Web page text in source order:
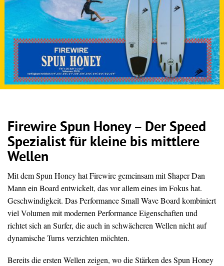
Firewire Spun Honey – Der Speed
Spezialist für kleine bis mittlere
Wellen
Mit dem Spun Honey hat Firewire gemeinsam mit Shaper Dan
Mann ein Board entwickelt, das vor allem eines im Fokus hat.
Geschwindigkeit. Das Performance Small Wave Board kombiniert
viel Volumen mit modernen Performance Eigenschaften und
richtet sich an Surfer, die auch in schwächeren Wellen nicht auf
dynamische Turns verzichten möchten.
Bereits die ersten Wellen zeigen, wo die Stärken des Spun Honey